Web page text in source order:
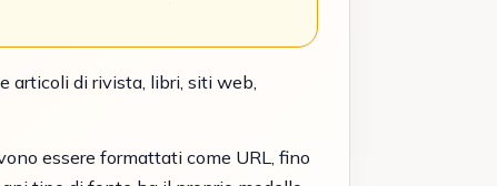
articoli di rivista, libri, siti web,
essere formattati come URL, fino